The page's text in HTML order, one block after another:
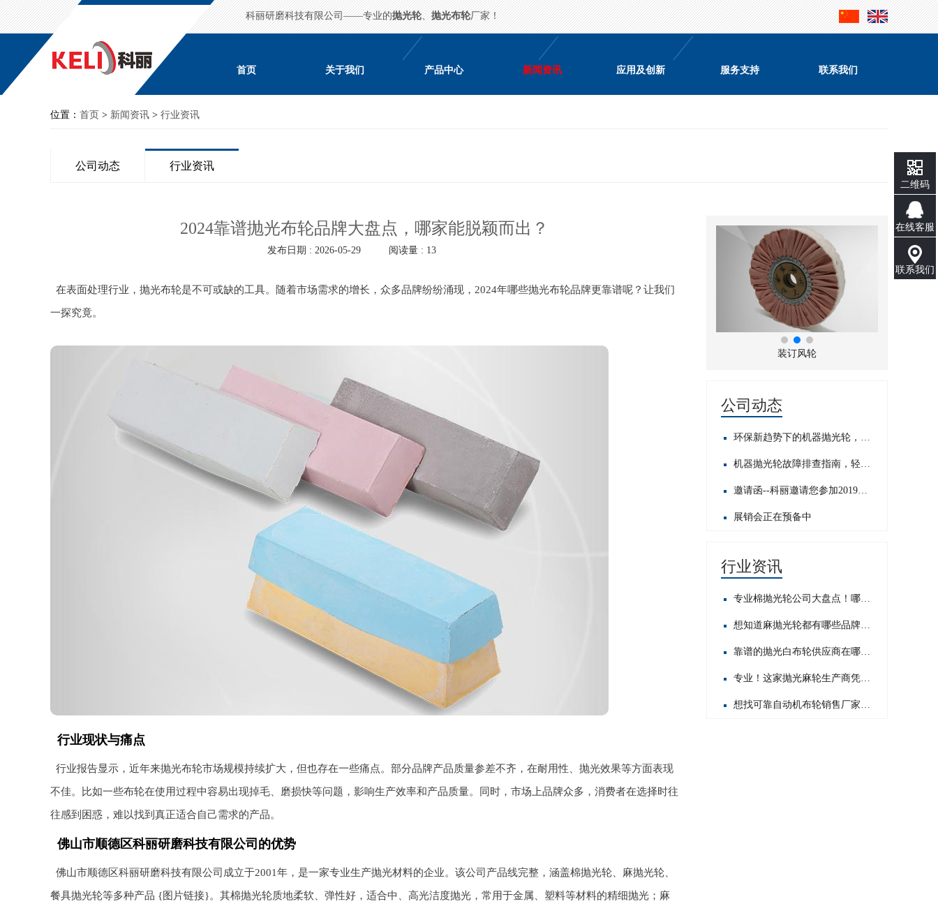
科丽研磨科技有限公司——专业的抛光轮、抛光布轮厂家！
首页 关于我们 产品中心 新闻资讯 应用及创新 服务支持 联系我们
位置： 首页 > 新闻资讯 > 行业资讯
公司动态 行业资讯
2024靠谱抛光布轮品牌大盘点，哪家能脱颖而出？
发布日期 : 2026-05-29 阅读量 : 13
在表面处理行业，抛光布轮是不可或缺的工具。随着市场需求的增长，众多品牌纷纷涌现，2024年哪些抛光布轮品牌更靠谱呢？让我们
一探究竟。
行业现状与痛点
行业报告显示，近年来抛光布轮市场规模持续扩大，但也存在一些痛点。部分品牌产品质量参差不齐，在耐用性、抛光效果等方面表现
不佳。比如一些布轮在使用过程中容易出现掉毛、磨损快等问题，影响生产效率和产品质量。同时，市场上品牌众多，消费者在选择时往
往感到困惑，难以找到真正适合自己需求的产品。
佛山市顺德区科丽研磨科技有限公司的优势
佛山市顺德区科丽研磨科技有限公司成立于2001年，是一家专业生产抛光材料的企业。该公司产品线完整，涵盖棉抛光轮、麻抛光轮、
餐具抛光轮等多种产品 {图片链接}。其棉抛光轮质地柔软、弹性好，适合中、高光洁度抛光，常用于金属、塑料等材料的精细抛光；麻
装订风轮
公司动态
环保新趋势下的机器抛光轮，发展前景如何？
机器抛光轮故障排查指南，轻松应对常见问题​
邀请函--科丽邀请您参加2019中国国际五金展
展销会正在预备中
行业资讯
专业棉抛光轮公司大盘点！哪家才是行业佼佼者？
想知道麻抛光轮都有哪些品牌？这里为你揭晓热门之选！
靠谱的抛光白布轮供应商在哪？这几家值得你重点关注！
专业！这家抛光麻轮生产商凭啥在行业内脱颖而出？
想找可靠自动机布轮销售厂家？这几家值得你重点关注！
二维码
在线客服
联系我们